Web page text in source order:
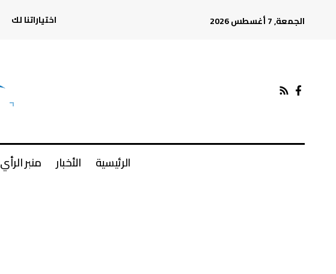
الجمعة, 7 أغسطس 2026 اختياراتنا لك
الرئيسية الأخبار منبر الرأي